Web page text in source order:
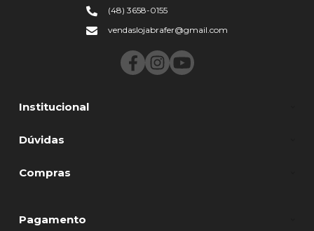
Institucional
Dúvidas
Compras
(48) 3658-0155
vendaslojabrafer@gmail.com
Pagamento